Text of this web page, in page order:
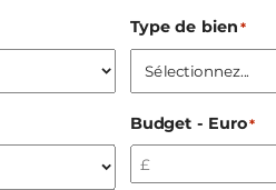
Type de bien *
Budget - Euro*